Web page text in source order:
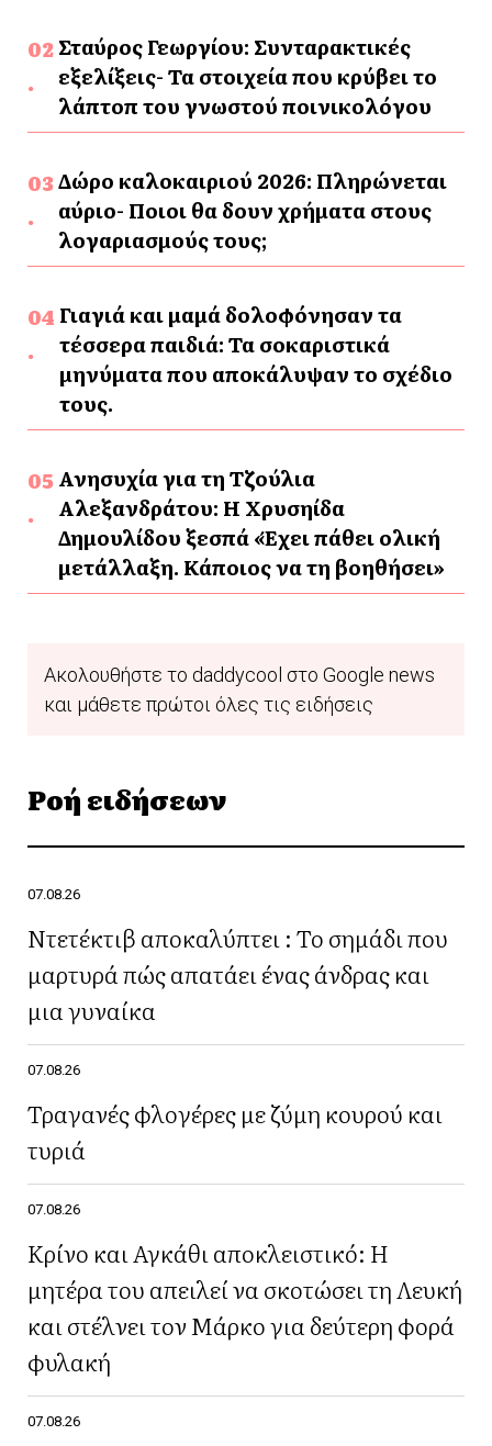
Σταύρος Γεωργίου: Συνταρακτικές
εξελίξεις- Τα στοιχεία που κρύβει το
λάπτοπ του γνωστού ποινικολόγου
Δώρο καλοκαιριού 2026: Πληρώνεται
αύριο- Ποιοι θα δουν χρήματα στους
λογαριασμούς τους;
Γιαγιά και μαμά δολοφόνησαν τα
τέσσερα παιδιά: Τα σοκαριστικά
μηνύματα που αποκάλυψαν το σχέδιο
τους.
Ανησυχία για τη Τζούλια
Αλεξανδράτου: Η Χρυσηίδα
Δημουλίδου ξεσπά «Έχει πάθει ολική
μετάλλαξη. Κάποιος να τη βοηθήσει»
Ακολουθήστε το daddycool στο Google news
και μάθετε πρώτοι όλες τις ειδήσεις
Ροή ειδήσεων
07.08.26
Ντετέκτιβ αποκαλύπτει : Το σημάδι που
μαρτυρά πώς απατάει ένας άνδρας και
μια γυναίκα
07.08.26
Τραγανές φλογέρες με ζύμη κουρού και
τυριά
07.08.26
Κρίνο και Αγκάθι αποκλειστικό: Η
μητέρα του απειλεί να σκοτώσει τη Λευκή
και στέλνει τον Μάρκο για δεύτερη φορά
φυλακή
07.08.26